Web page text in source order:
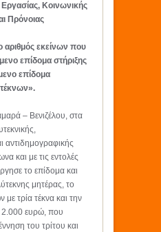
Κοινωνικής
Πρόνοιας
αριθμός εκείνων που
επίδομα στήριξης
επίδομα
– Βενιζέλου, στα
αντιδημογραφικής
και με τις εντολές
το επίδομα και
μητέρας, το
τρία τέκνα και την
ευρώ, που
του τρίτου και